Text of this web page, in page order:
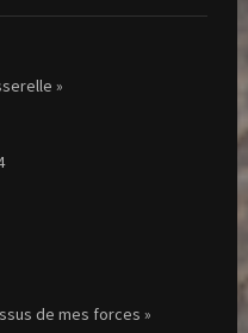
»
de mes forces »